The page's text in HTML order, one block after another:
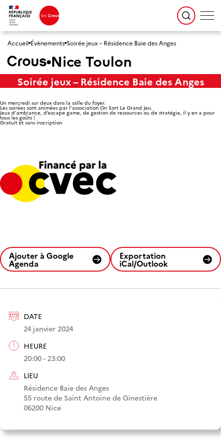
Accueil Évènements Soirée jeux – Résidence Baie des Anges
Nice Toulon
Soirée jeux – Résidence Baie des Anges
DATE
24 janvier 2024
HEURE
20:00 - 23:00
LIEU
Résidence Baie des Anges
55 route de Saint Antoine de Ginestière
06200 Nice
Un mercredi sur deux dans la salle du foyer.
Les soirées sont animées par l’association On Sort Le Grand Jeu.
Jeux d’ambiance, d’escape game, de gestion de ressources ou de stratégie, il y en a pour
tous les goûts !
Gratuit et sans inscription
Ajouter à Google
Agenda
Exportation
iCal/Outlook